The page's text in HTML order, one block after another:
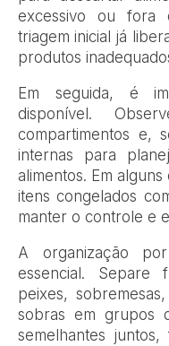
excessivo ou fora
triagem inicial já
produtos
Em seguida, é
disponível.
compartimentos e,
internas para
alimentos. Em
itens congelados
manter o controle e
A organização
essencial.
peixes,
sobras em grupos
semelhantes